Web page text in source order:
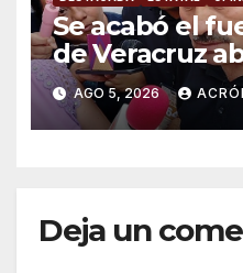
Se acabó el
de Veracruz
proceso
de Úrsulo
AGO 5, 2026
Deja un